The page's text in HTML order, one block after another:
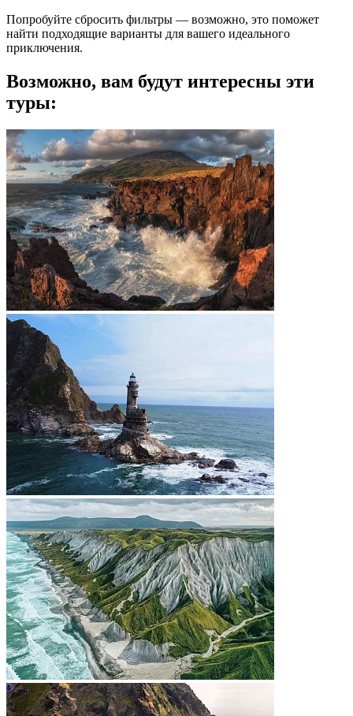
Попробуйте сбросить фильтры — возможно, это поможет
найти подходящие варианты для вашего идеального
приключения.
Возможно, вам будут интересны эти
туры: